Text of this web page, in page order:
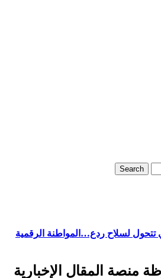
Search
تتحول لسلاح ردع…المواطنة الرقمية
منصة المقال الإخبارية